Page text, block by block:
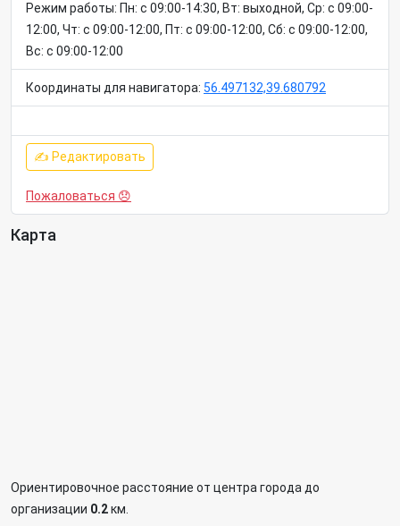
Режим работы: Пн: c 09:00-14:30, Вт: выходной, Ср: c 09:00-
12:00, Чт: c 09:00-12:00, Пт: c 09:00-12:00, Сб: c 09:00-12:00,
Вс: c 09:00-12:00
Координаты для навигатора: 56.497132,39.680792
✍ Редактировать
Пожаловаться 😞
Карта
Ориентировочное расстояние от центра города до
организации 0.2км.